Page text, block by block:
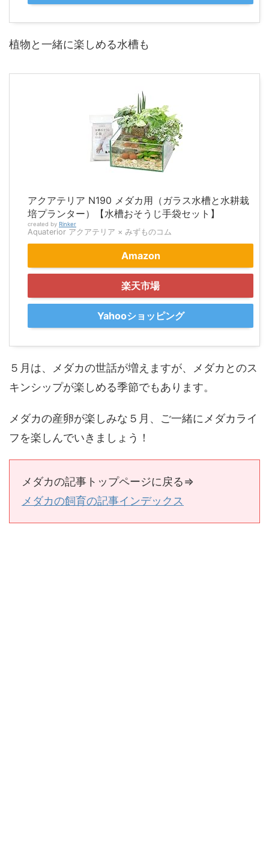
植物と一緒に楽しめる水槽も
アクアテリア N190 メダカ用（ガラス水槽と水耕栽
培プランター）【水槽おそうじ手袋セット】
created by Rinker
Aquaterior アクアテリア × みずものコム
Amazon
楽天市場
Yahooショッピング
５月は、メダカの世話が増えますが、メダカとのス
キンシップが楽しめる季節でもあります。
メダカの産卵が楽しみな５月、ご一緒にメダカライ
フを楽しんでいきましょう！
メダカの記事トップページに戻る⇒
メダカの飼育の記事インデックス